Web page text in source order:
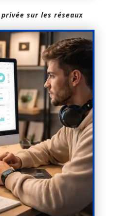
sur les réseaux